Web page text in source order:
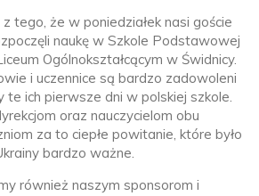
tego, że w poniedziałek nasi goście
naukę w Szkole Podstawowej
Ogólnokształcącym w Świdnicy.
i uczennice są bardzo zadowoleni
te ich pierwsze dni w polskiej szkole.
oraz nauczycielom obu
za to ciepłe powitanie, które było
bardzo ważne.
również naszym sponsorom i